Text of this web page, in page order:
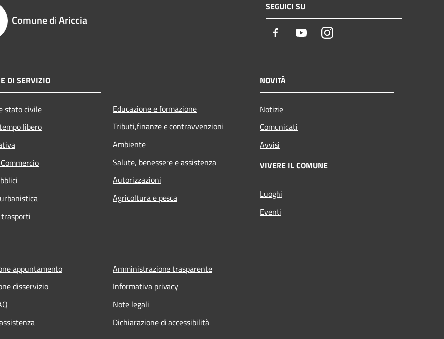
Comune di Ariccia
SEGUICI SU
Facebook YoutubeInstagram
DI SERVIZIO
stato civile
libero
Educazione e formazione
Tributi,finanze e contravvenzioni
Ambiente
Salute, benessere e assistenza
Autorizzazioni
Agricoltura e pesca
NOVITÀ
Notizie
Comunicati
Avvisi
VIVERE IL COMUNE
Luoghi
Eventi
appuntamento
disservizio
Amministrazione trasparente
Informativa privacy
Note legali
Dichiarazione di accessibilità